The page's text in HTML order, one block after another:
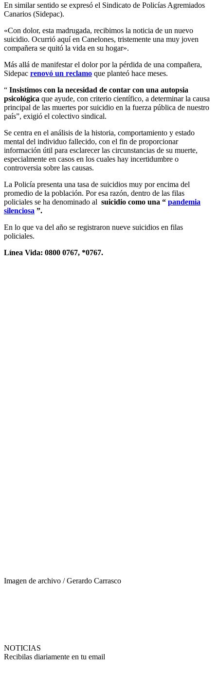
En similar sentido se expresó el Sindicato de Policías Agremiados
Canarios (Sidepac).
«Con dolor, esta madrugada, recibimos la noticia de un nuevo
suicidio. Ocurrió aquí en Canelones, tristemente una muy joven
compañera se quitó la vida en su hogar».
Más allá de manifestar el dolor por la pérdida de una compañera,
Sidepac renovó un reclamo que planteó hace meses.
“ Insistimos con la necesidad de contar con una autopsia
psicológica que ayude, con criterio científico, a determinar la causa
principal de las muertes por suicidio en la fuerza pública de nuestro
país”, exigió el colectivo sindical.
Se centra en el análisis de la historia, comportamiento y estado
mental del individuo fallecido, con el fin de proporcionar
información útil para esclarecer las circunstancias de su muerte,
especialmente en casos en los cuales hay incertidumbre o
controversia sobre las causas.
La Policía presenta una tasa de suicidios muy por encima del
promedio de la población. Por esa razón, dentro de las filas
policiales se ha denominado al suicidio como una “ pandemia
silenciosa ”.
En lo que va del año se registraron nueve suicidios en filas
policiales.
Línea Vida: 0800 0767, *0767.
Imagen de archivo / Gerardo Carrasco
NOTICIAS
Recibilas diariamente en tu email